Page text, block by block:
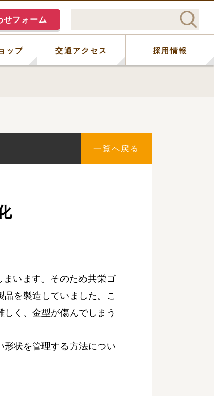
ップ 交通アクセス 採用情報
せフォーム
一覧へ戻る
います。そのため共栄ゴ
を製造していました。こ
く、金型が傷んでしまう
状を管理する方法につい